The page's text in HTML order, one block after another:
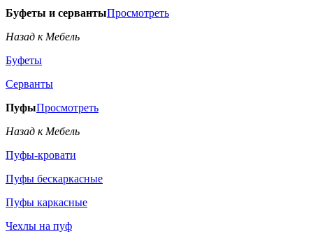
Буфеты и сервантыПросмотреть
Назад к Мебель
Буфеты
Серванты
ПуфыПросмотреть
Назад к Мебель
Пуфы-кровати
Пуфы бескаркасные
Пуфы каркасные
Чехлы на пуф